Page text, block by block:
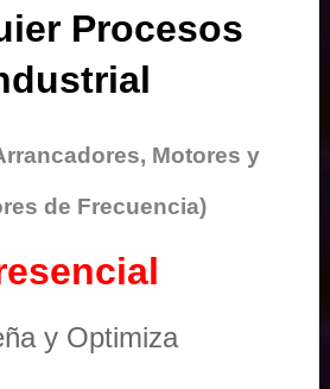
Procesos
Motores y
de Frecuencia)
y Optimiza